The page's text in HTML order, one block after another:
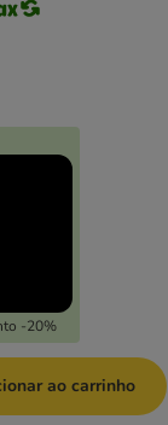
-20%
ao carrinho